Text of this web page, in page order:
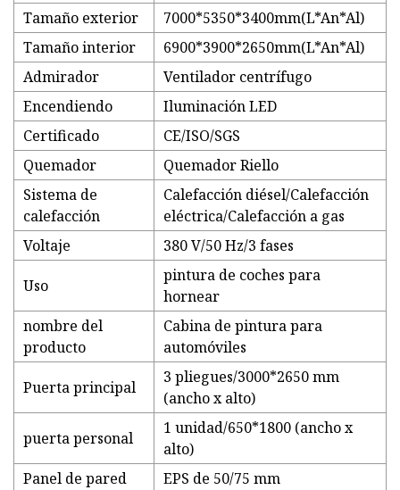
Tamaño exterior
7000*5350*3400mm(L*An*Al)
Tamaño interior
6900*3900*2650mm(L*An*Al)
Admirador
Ventilador centrífugo
Encendiendo
Iluminación LED
Certificado
CE/ISO/SGS
Quemador
Quemador Riello
Sistema de
calefacción
Calefacción diésel/Calefacción
eléctrica/Calefacción a gas
Voltaje
380 V/50 Hz/3 fases
Uso
pintura de coches para
hornear
nombre del
producto
Cabina de pintura para
automóviles
Puerta principal
3 pliegues/3000*2650 mm
(ancho x alto)
puerta personal
1 unidad/650*1800 (ancho x
alto)
Panel de pared
EPS de 50/75 mm